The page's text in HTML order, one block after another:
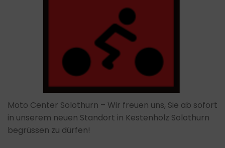
Moto Center Solothurn – Wir freuen uns, Sie ab sofort
in unserem neuen Standort in Kestenholz Solothurn
begrüssen zu dürfen!